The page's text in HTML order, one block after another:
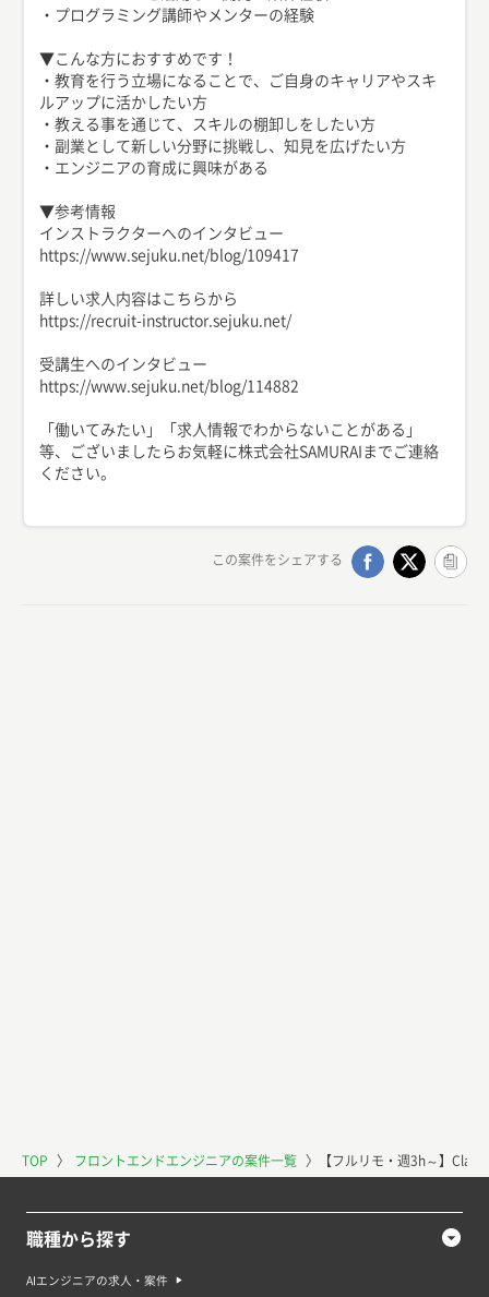
TOP 〉 フロントエンドエンジニアの案件一覧 〉 【フルリモ・週3h～】
・プログラミング講師やメンターの経験
▼こんな方におすすめです！
・教育を行う立場になることで、ご自身のキャリアやスキ
ルアップに活かしたい方
・教える事を通じて、スキルの棚卸しをしたい方
・副業として新しい分野に挑戦し、知見を広げたい方
・エンジニアの育成に興味がある
▼参考情報
インストラクターへのインタビュー
https://www.sejuku.net/blog/109417
詳しい求人内容はこちらから
https://recruit-instructor.sejuku.net/
受講生へのインタビュー
https://www.sejuku.net/blog/114882
「働いてみたい」「求人情報でわからないことがある」
等、ございましたらお気軽に株式会社SAMURAIまでご連絡
ください。
この案件をシェアする
職種から探す
AIエンジニアの求人・案件